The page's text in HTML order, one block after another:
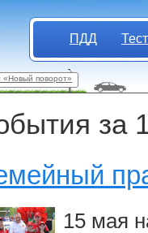
ПДД
«Новый поворот»
за
15 мая